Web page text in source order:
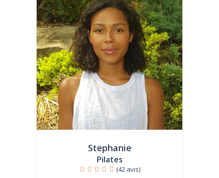
Stephanie
Pilates
(42 avis)